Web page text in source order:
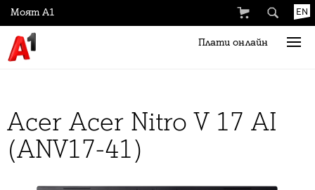
EN
Плати онлайн
Моят А1
Acer Acer Nitro V 17 AI
(ANV17-41)